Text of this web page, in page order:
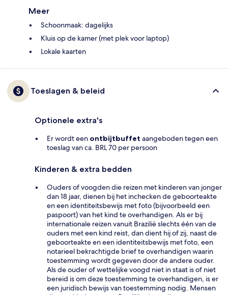
Meer
Schoonmaak: dagelijks
Kluis op de kamer (met plek voor laptop)
Lokale kaarten
Toeslagen & beleid
Optionele extra's
Er wordt een ontbijtbuffet aangeboden tegen een
toeslag van ca. BRL 70 per persoon
Kinderen & extra bedden
Ouders of voogden die reizen met kinderen van jonger
dan 18 jaar, dienen bij het inchecken de geboorteakte
en een identiteitsbewijs met foto (bijvoorbeeld een
paspoort) van het kind te overhandigen. Als er bij
internationale reizen vanuit Brazilië slechts één van de
ouders met een kind reist, dan dient hij of zij, naast de
geboorteakte en een identiteitsbewijs met foto, een
notarieel bekrachtigde brief te overhandigen waarin
toestemming wordt gegeven door de andere ouder.
Als de ouder of wettelijke voogd niet in staat is of niet
bereid is om deze toestemming te overhandigen, is er
een juridisch bewijs van toestemming nodig. Mensen